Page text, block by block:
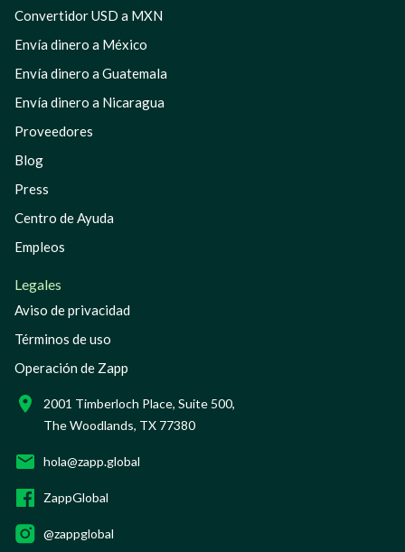
Convertidor USD a MXN
Envía dinero a México
Envía dinero a Guatemala
Envía dinero a Nicaragua
Proveedores
Blog
Press
Centro de Ayuda
Empleos
Legales
Aviso de privacidad
Términos de uso
Operación de Zapp
2001 Timberloch Place, Suite 500,
The Woodlands, TX 77380
hola@zapp.global
ZappGlobal
@zappglobal